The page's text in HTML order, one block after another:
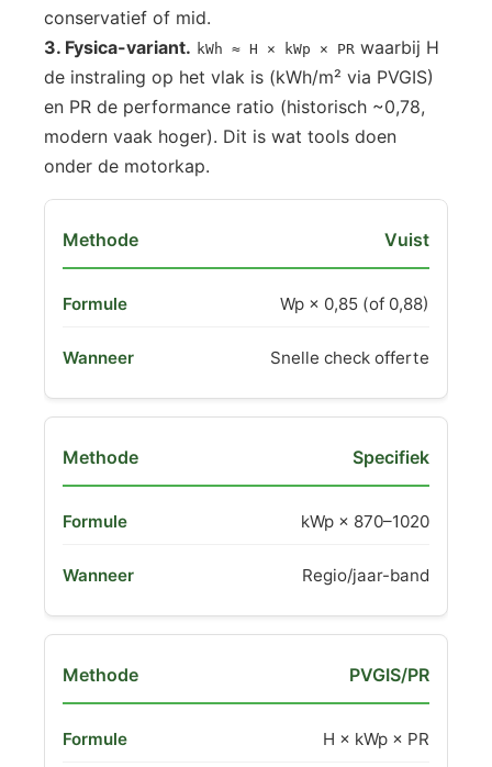
conservatief of mid.
3. Fysica-variant. kWh ≈ H × kWp × PR waarbij H
de instraling op het vlak is (kWh/m² via PVGIS)
en PR de performance ratio (historisch ~0,78,
modern vaak hoger). Dit is wat tools doen
onder de motorkap.
Vuist
Wp × 0,85 (of 0,88)
Snelle check offerte
Specifiek
kWp × 870–1020
Regio/jaar-band
PVGIS/PR
H × kWp × PR